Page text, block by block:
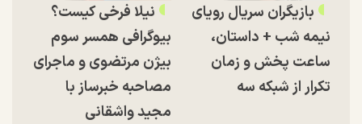
بازیگران سریال رویای
نیمه شب + داستان،
ساعت پخش و زمان
تکرار از شبکه سه
نیلا فرخی کیست؟
بیوگرافی همسر سوم
بیژن مرتضوی و ماجرای
مصاحبه خبرساز با
مجید واشقانی